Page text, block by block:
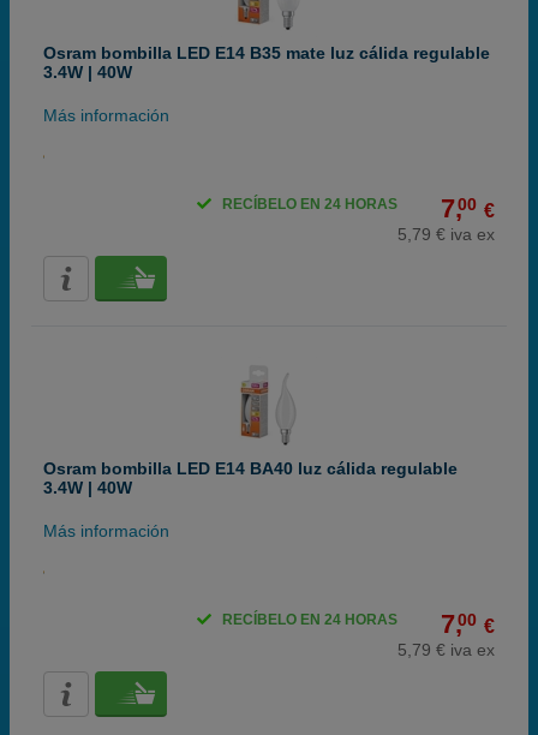
Osram bombilla LED E14 B35 mate luz cálida regulable
3.4W | 40W
Más información
7,00 €
5,79 € iva ex
RECÍBELO EN 24 HORAS
Osram bombilla LED E14 BA40 luz cálida regulable
3.4W | 40W
Más información
7,00 €
5,79 € iva ex
RECÍBELO EN 24 HORAS